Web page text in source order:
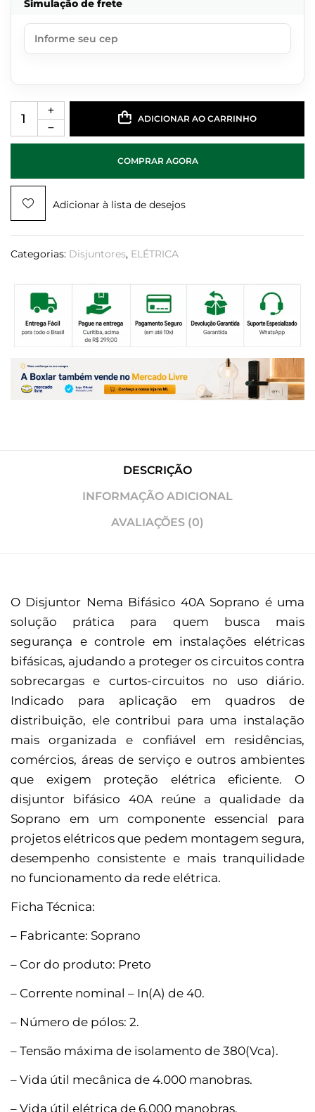
Simulação de frete
ADICIONAR AO CARRINHO
COMPRAR AGORA
Adicionar à lista de desejos
Categorias: Disjuntores, ELÉTRICA
DESCRIÇÃO
INFORMAÇÃO ADICIONAL
AVALIAÇÕES (0)
O Disjuntor Nema Bifásico 40A Soprano é uma
solução prática para quem busca mais
segurança e controle em instalações elétricas
bifásicas, ajudando a proteger os circuitos contra
sobrecargas e curtos-circuitos no uso diário.
Indicado para aplicação em quadros de
distribuição, ele contribui para uma instalação
mais organizada e confiável em residências,
comércios, áreas de serviço e outros ambientes
que exigem proteção elétrica eficiente. O
disjuntor bifásico 40A reúne a qualidade da
Soprano em um componente essencial para
projetos elétricos que pedem montagem segura,
desempenho consistente e mais tranquilidade
no funcionamento da rede elétrica.
Ficha Técnica:
– Fabricante: Soprano
– Cor do produto: Preto
– Corrente nominal – In(A) de 40.
– Número de pólos: 2.
– Tensão máxima de isolamento de 380(Vca).
– Vida útil mecânica de 4.000 manobras.
– Vida útil elétrica de 6.000 manobras.